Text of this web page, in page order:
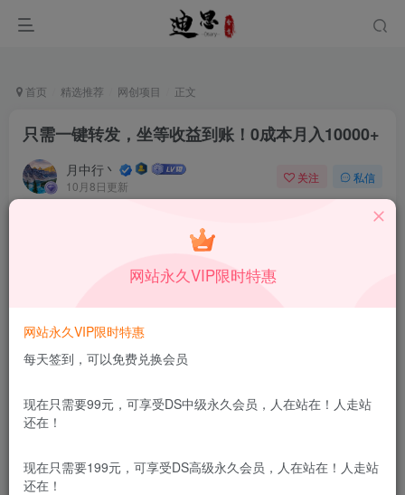
首页 精选推荐 网创项目 正文
只需一键转发，坐等收益到账！0成本月入10000+
月中行丶
10月8日更新
关注 私信
只需一键转发，坐等收益到账！0成本月入10000+
此内容为付费资源，请付费后查看
￥1.99
DS中级会员免费
本站付费资源为网络虚拟产品，由于网络资源具有极快的可复制性，
网站永久VIP限时特惠
网站永久VIP限时特惠
每天签到，可以免费兑换会员
现在只需要99元，可享受DS中级永久会员，人在站在！人走站
还在！
现在只需要199元，可享受DS高级永久会员，人在站在！人走站
还在！